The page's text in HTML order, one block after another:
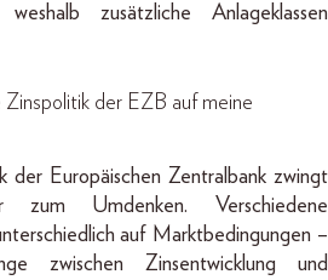
zusätzliche Anlageklassen
der EZB auf meine
der Europäischen Zentralbank zwingt
zum Umdenken. Verschiedene
auf Marktbedingungen –
zwischen Zinsentwicklung und